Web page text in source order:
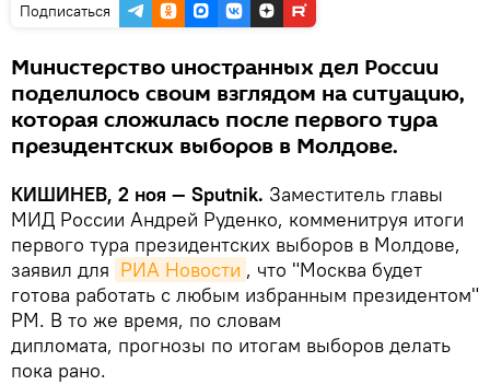
Подписаться
Министерство иностранных дел России
поделилось своим взглядом на ситуацию,
которая сложилась после первого тура
президентских выборов в Молдове.
КИШИНЕВ, 2 ноя — Sputnik. Заместитель главы
МИД России Андрей Руденко, комменитруя итоги
первого тура президентских выборов в Молдове,
заявил для РИА Новости , что "Москва будет
готова работать с любым избранным президентом"
РМ. В то же время, по словам
дипломата, прогнозы по итогам выборов делать
пока рано.